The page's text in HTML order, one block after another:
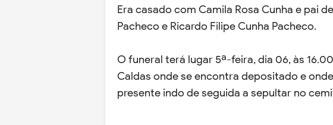
Era casado com Camila Rosa Cunha e pai
Pacheco e Ricardo Filipe Cunha Pacheco.
O funeral terá lugar 5ª-feira, dia 06, às
Caldas onde se encontra depositado e
presente indo de seguida a sepultar no